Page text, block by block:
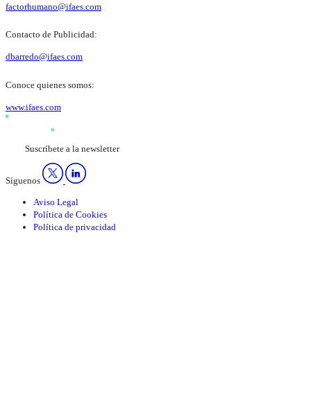
factorhumano@ifaes.com
Contacto de Publicidad:
dbarredo@ifaes.com
Conoce quienes somos:
www.ifaes.com
Suscríbete a la newsletter
Síguenos
Aviso Legal
Política de Cookies
Política de privacidad